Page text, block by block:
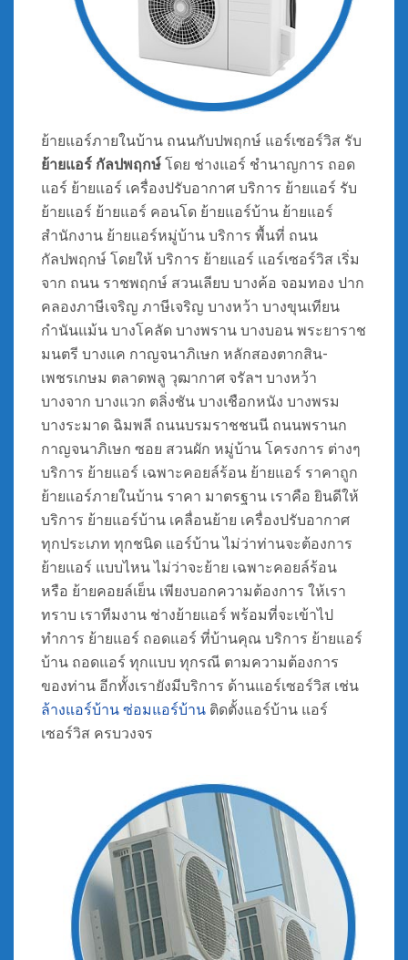
ย้ายแอร์ภายในบ้าน ถนนกับปพฤกษ์ แอร์เซอร์วิส รับ
ย้ายแอร์ กัลปพฤกษ์ โดย ช่างแอร์ ชำนาญการ ถอด
แอร์ ย้ายแอร์ เครื่องปรับอากาศ บริการ ย้ายแอร์ รับ
ย้ายแอร์ ย้ายแอร์ คอนโด ย้ายแอร์บ้าน ย้ายแอร์
สำนักงาน ย้ายแอร์หมู่บ้าน บริการ พื้นที่ ถนน
กัลปพฤกษ์ โดยให้ บริการ ย้ายแอร์ แอร์เซอร์วิส เริ่ม
จาก ถนน ราชพฤกษ์ สวนเลียบ บางค้อ จอมทอง ปาก
คลองภาษีเจริญ ภาษีเจริญ บางหว้า บางขุนเทียน
กำนันแม้น บางโคลัด บางพราน บางบอน พระยาราช
มนตรี บางแค กาญจนาภิเษก หลักสองตากสิน-
เพชรเกษม ตลาดพลู วุฒากาศ จรัลฯ บางหว้า
บางจาก บางแวก ตลิ่งชัน บางเชือกหนัง บางพรม
บางระมาด ฉิมพลี ถนนบรมราชชนนี ถนนพรานก
กาญจนาภิเษก ซอย สวนผัก หมู่บ้าน โครงการ ต่างๆ
บริการ ย้ายแอร์ เฉพาะคอยล์ร้อน ย้ายแอร์ ราคาถูก
ย้ายแอร์ภายในบ้าน ราคา มาตรฐาน เราคือ ยินดีให้
บริการ ย้ายแอร์บ้าน เคลื่อนย้าย เครื่องปรับอากาศ
ทุกประเภท ทุกชนิด แอร์บ้าน ไม่ว่าท่านจะต้องการ
ย้ายแอร์ แบบไหน ไม่ว่าจะย้าย เฉพาะคอยล์ร้อน
หรือ ย้ายคอยล์เย็น เพียงบอกความต้องการ ให้เรา
ทราบ เราทีมงาน ช่างย้ายแอร์ พร้อมที่จะเข้าไป
ทำการ ย้ายแอร์ ถอดแอร์ ที่บ้านคุณ บริการ ย้ายแอร์
บ้าน ถอดแอร์ ทุกแบบ ทุกรณี ตามความต้องการ
ของท่าน อีกทั้งเรายังมีบริการ ด้านแอร์เซอร์วิส เช่น
ล้างแอร์บ้าน ซ่อมแอร์บ้าน ติดตั้งแอร์บ้าน แอร์
เซอร์วิส ครบวงจร